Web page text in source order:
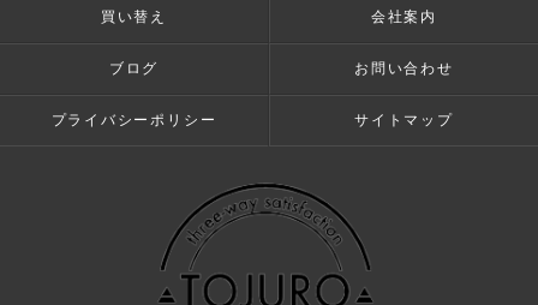
買い替え 会社案内
ブログ お問い合わせ
プライバシーポリシー サイトマップ